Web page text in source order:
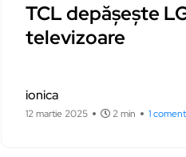
TCL depășește
televizoare
ionica
12 martie 2025 2 min 1